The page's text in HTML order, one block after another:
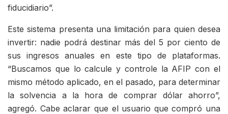
fiducidiario”.
Este sistema presenta una limitación para quien desea
invertir: nadie podrá destinar más del 5 por ciento de
sus ingresos anuales en este tipo de plataformas.
“Buscamos que lo calcule y controle la AFIP con el
mismo método aplicado, en el pasado, para determinar
la solvencia a la hora de comprar dólar ahorro”,
agregó. Cabe aclarar que el usuario que compró una